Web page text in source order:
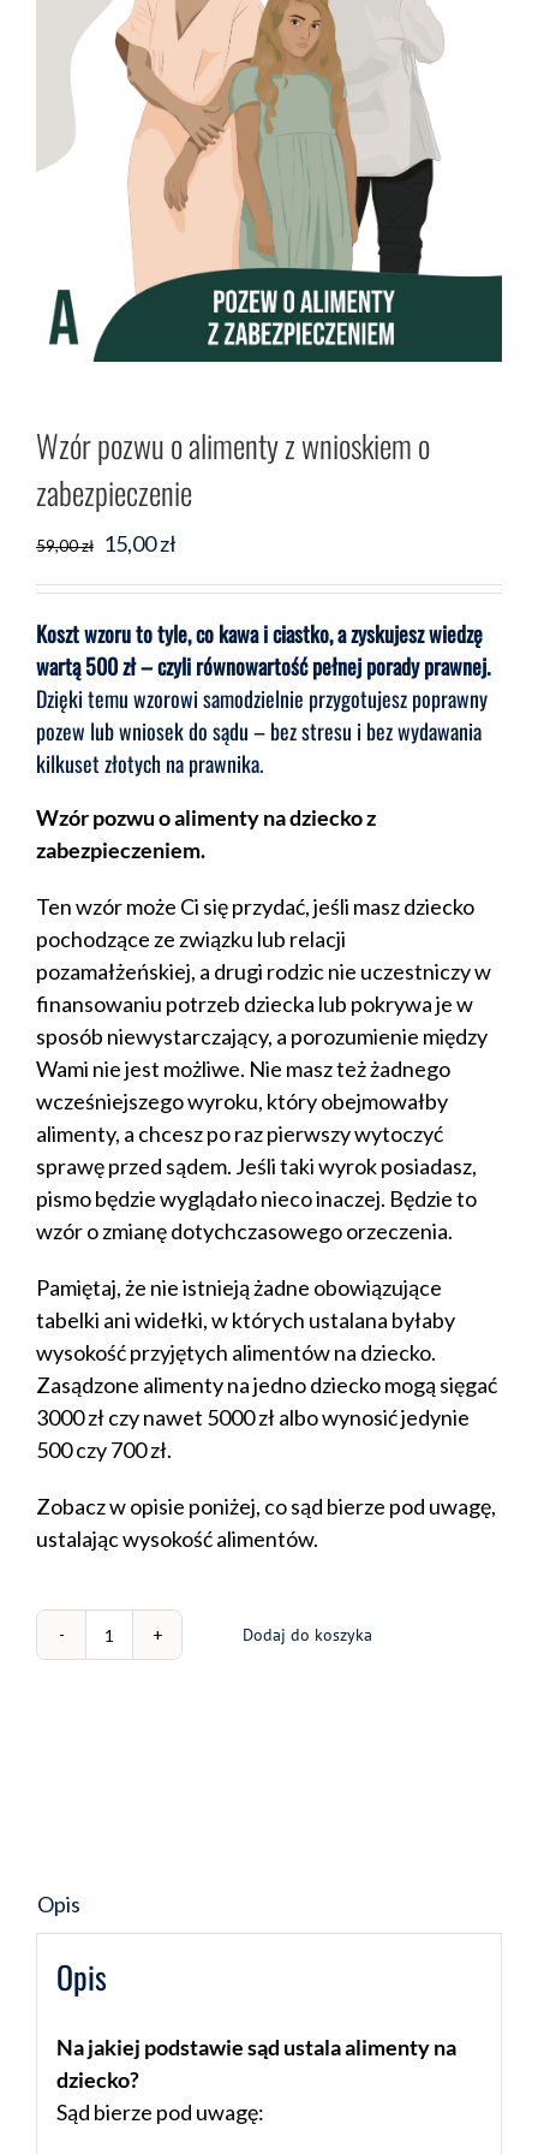
Wzór pozwu o alimenty z wnioskiem o
zabezpieczenie
59,00zł
Pierwotna
59,00 zł.
15,00złAktualna
15,00 zł.
Koszt wzoru to tyle, co kawa i ciastko, a zyskujesz wiedzę
wartą 500 zł – czyli równowartość pełnej porady prawnej.
Dzięki temu wzorowi samodzielnie przygotujesz poprawny
pozew lub wniosek do sądu – bez stresu i bez wydawania
kilkuset złotych na prawnika.
Wzór pozwu o alimenty na dziecko z
zabezpieczeniem.
Ten wzór może Ci się przydać, jeśli masz dziecko
pochodzące ze związku lub relacji
pozamałżeńskiej, a drugi rodzic nie uczestniczy w
finansowaniu potrzeb dziecka lub pokrywa je w
sposób niewystarczający, a porozumienie między
Wami nie jest możliwe. Nie masz też żadnego
wcześniejszego wyroku, który obejmowałby
alimenty, a chcesz po raz pierwszy wytoczyć
sprawę przed sądem. Jeśli taki wyrok posiadasz,
pismo będzie wyglądało nieco inaczej. Będzie to
wzór o zmianę dotychczasowego orzeczenia.
Pamiętaj, że nie istnieją żadne obowiązujące
tabelki ani widełki, w których ustalana byłaby
wysokość przyjętych alimentów na dziecko.
Zasądzone alimenty na jedno dziecko mogą sięgać
3000 zł czy nawet 5000 zł albo wynosić jedynie
500 czy 700 zł.
Zobacz w opisie poniżej, co sąd bierze pod uwagę,
ustalając wysokość alimentów.
ilość
Dodaj do koszyka
Opis
Opis
Na jakiej podstawie sąd ustala alimenty na
dziecko?
Sąd bierze pod uwagę: